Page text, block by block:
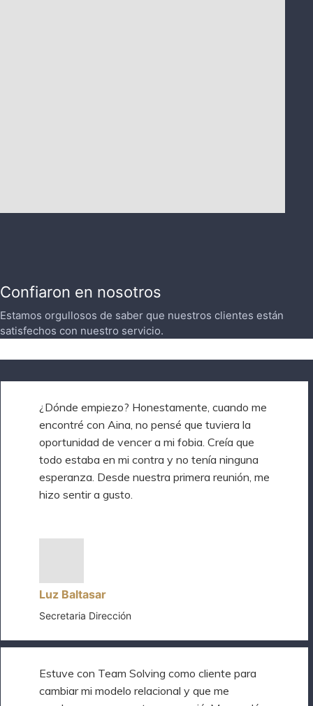
Confiaron en nosotros
Estamos orgullosos de saber que nuestros clientes están
satisfechos con nuestro servicio.
¿Dónde empiezo? Honestamente, cuando me
encontré con Aina, no pensé que tuviera la
oportunidad de vencer a mi fobia. Creía que
todo estaba en mi contra y no tenía ninguna
esperanza. Desde nuestra primera reunión, me
hizo sentir a gusto.
Luz Baltasar
Secretaria Dirección
Estuve con Team Solving como cliente para
cambiar mi modelo relacional y que me